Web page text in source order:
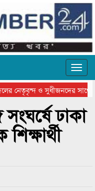
নেতৃবৃন্দ ও সুধীজনদের সাথে
গ্রুপ থিয়েটারঢাকা